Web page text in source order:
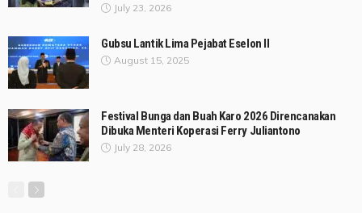
July 23, 2026
Gubsu Lantik Lima Pejabat Eselon II
August 15, 2025
Festival Bunga dan Buah Karo 2026 Direncanakan
Dibuka Menteri Koperasi Ferry Juliantono
July 28, 2026